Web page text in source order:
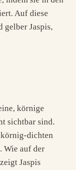
Auf diese
gelber Jaspis,
körnige
sichtbar sind.
körnig-dichten
Wie auf der
Jaspis